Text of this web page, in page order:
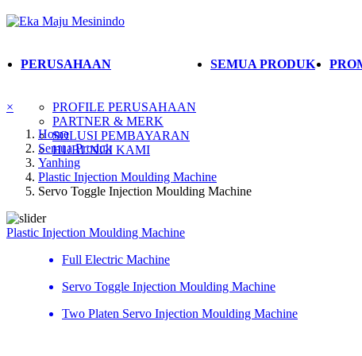
PERUSAHAAN
PROFILE PERUSAHAAN
PARTNER & MERK
SOLUSI PEMBAYARAN
HUBUNGI KAMI
SEMUA PRODUK
×
Home
Semua Produk
Yanhing
Plastic Injection Moulding Machine
Servo Toggle Injection Moulding Machine
Plastic Injection Moulding Machine
Full Electric Machine
Servo Toggle Injection Moulding Machine
Two Platen Servo Injection Moulding Machine